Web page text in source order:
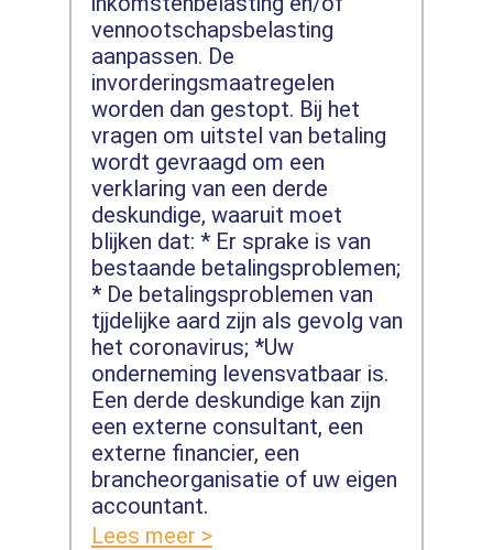
vennootschapsbelasting
aanpassen. De
invorderingsmaatregelen
worden dan gestopt. Bij het
vragen om uitstel van betaling
wordt gevraagd om een
verklaring van een derde
deskundige, waaruit moet
blijken dat: * Er sprake is van
bestaande betalingsproblemen;
* De betalingsproblemen van
tjjdelijke aard zijn als gevolg van
het coronavirus; *Uw
onderneming levensvatbaar is.
Een derde deskundige kan zijn
een externe consultant, een
externe financier, een
brancheorganisatie of uw eigen
accountant.
Lees meer >